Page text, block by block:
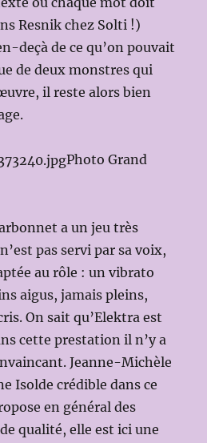
Resnik chez Solti !)
deçà de ce qu’on pouvait
de deux monstres qui
il reste alors bien
Photo Grand
a un jeu très
pas servi par sa voix,
au rôle : un vibrato
aigus, jamais pleins,
On sait qu’Elektra est
cette prestation il n’y a
Jeanne-Michèle
Isolde crédible dans ce
en général des
qualité, elle est ici une